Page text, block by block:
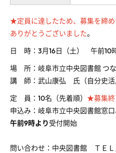
★定員に達したため、募集を締
ありがとうございました。
日 時： 3月16日（土） 午前10
場 所：岐阜市立中央図書館 つ
講 師：武山康弘 氏（自分史活
定 員： 10名（先着順） ★募集終
申込み：岐阜市立中央図書館窓口
午前9時より受付開始
問い合わせ：中央図書館 ＴＥ